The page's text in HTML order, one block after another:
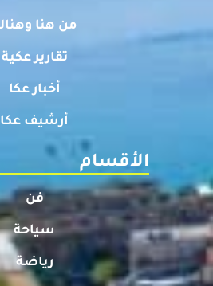
من هنا
تقارير عكية
أخبار عكا
أرشيف عكا
الأقسام
فن
سياحة
رياضة